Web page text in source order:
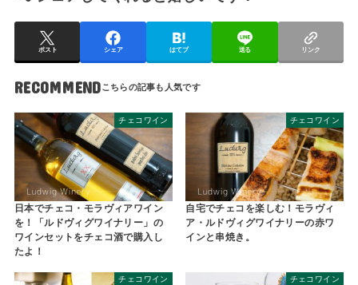
ポスト シェア はてブ 送る リンク
RECOMMEND
チェコワイン
日本でチェコ・モラヴィアワイン
を！「ルドヴィグワイナリー」の
ワインセットをチェコ酒で購入し
たよ！
チェコワイン
自宅でチェコを楽しむ！モラヴィ
ア・ルドヴィグワイナリーの赤ワ
インと串焼き。
チェコワイン チェコワイン